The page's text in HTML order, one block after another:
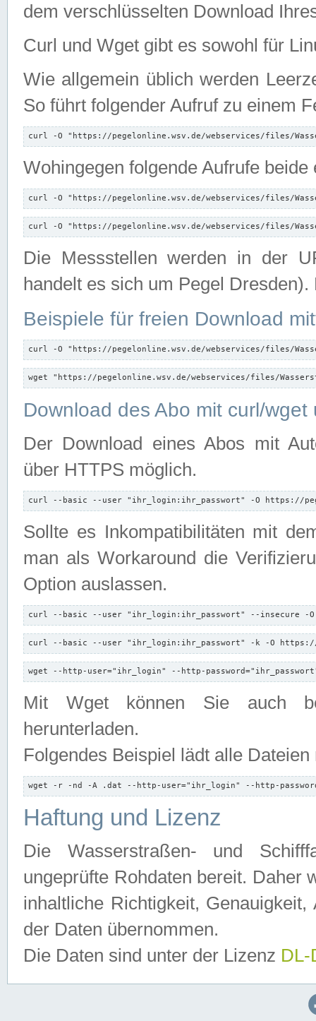
dem verschlüsselten Download
Curl und Wget gibt es sowohl für
Wie allgemein üblich werden
So führt folgender Aufruf zu einem
curl -O "https://pegelonline.wsv.de/webservices/files/
Wohingegen folgende Aufrufe beide
curl -O "https://pegelonline.wsv.de/webservices/files/
curl -O "https://pegelonline.wsv.de/webservices/files/
Die Messstellen werden in der
handelt es sich um Pegel
Beispiele für freien Download
curl -O "https://pegelonline.wsv.de/webservices/files/
wget "https://pegelonline.wsv.de/webservices/files/
Download des Abo mit curl/
Der Download eines Abos mit
über HTTPS möglich.
curl --basic --user "ihr_login:ihr_passwort" -O https://
Sollte es Inkompatibilitäten mit
man als Workaround die
Option auslassen.
curl --basic --user "ihr_login:ihr_passwort" --insecure -
curl --basic --user "ihr_login:ihr_passwort" -k -O
wget --http-user="ihr_login" --http-
Mit Wget können Sie auch
herunterladen.
Folgendes Beispiel lädt alle
wget -r -nd -A .dat --http-user="ihr_login" --http-
Haftung und Lizenz
Die Wasserstraßen- und
ungeprüfte Rohdaten bereit. Daher
inhaltliche Richtigkeit,
der Daten übernommen.
Die Daten sind unter der Lizenz